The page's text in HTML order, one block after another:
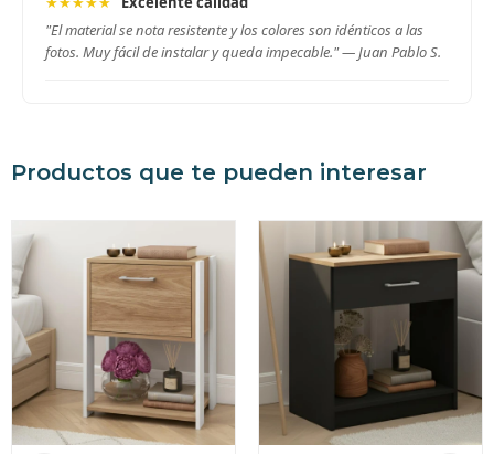
"El material se nota resistente y los colores son idénticos a las
fotos. Muy fácil de instalar y queda impecable." —Juan Pablo S.
Productos que te pueden interesar